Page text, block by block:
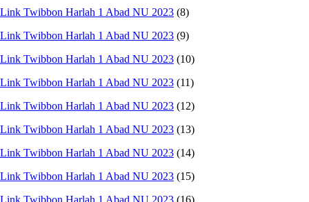
Link Twibbon Harlah 1 Abad NU 2023 (8)
Link Twibbon Harlah 1 Abad NU 2023 (9)
Link Twibbon Harlah 1 Abad NU 2023 (10)
Link Twibbon Harlah 1 Abad NU 2023 (11)
Link Twibbon Harlah 1 Abad NU 2023 (12)
Link Twibbon Harlah 1 Abad NU 2023 (13)
Link Twibbon Harlah 1 Abad NU 2023 (14)
Link Twibbon Harlah 1 Abad NU 2023 (15)
Link Twibbon Harlah 1 Abad NU 2023 (16)